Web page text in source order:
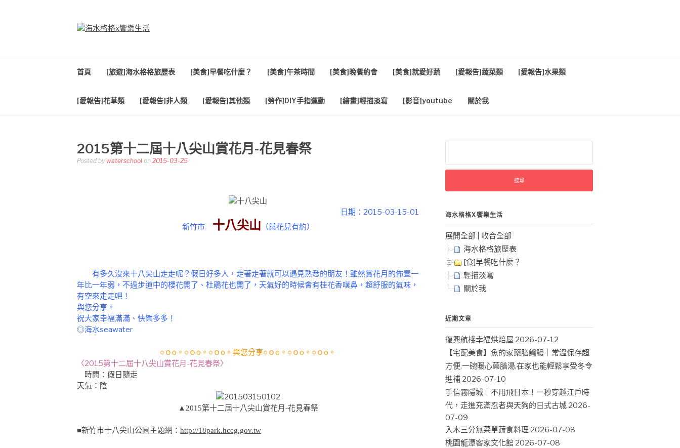
首頁 [旅遊]海水格格旅歷表 [美食]早餐吃什麼？ [美食]午茶時間 [美食]晚餐約會 [美食]就愛好蔬 [愛報告]蔬菜類 [愛報告]水果類
[愛報告]花草類 [愛報告]非人類 [愛報告]其他類 [勞作]DIY手指運動 [繪畫]輕描淡寫 [影音]youtube 關於我
2015第十二屆十八尖山賞花月-花見春祭
Posted by waterschool on 2015-03-25
日期：2015-03-15-01
新竹市
十八尖山 （與花兒有約）
有多久沒來十八尖山走走呢？假日好多人，走著走著就可以遇見熟悉的朋友！雖然賞花月的佈置一
年比一年弱，不過步道中的櫻花開了、杜鵑花也開了，天氣好的時候會有桂花香噗鼻，超舒服的氣味，
有空來走走吧！
與您分享。
祝大家幸福滿滿、快樂多多！
◎海水seawater
○ｏo。○ｏo。○ｏo。與您分享○ｏo。○ｏo。○ｏo。
〈2015第十二屆十八尖山賞花月-花見春祭〉
時間 ：假日隨走
天氣：陰
▲2015第十二屆十八尖山賞花月-花見春祭
■新竹市十八尖山公園主題網： http://18park.hccg.gov.tw
關
字:
海水格格X饗樂生活
展開全部
收合全部
海水格格旅歷表
[食]早餐吃什麼？
輕描淡寫
關於我
近期文章
復興航棧幸福烘焙屋 2026-07-12
【宅配美食】魚的家藥膳鱸鰻｜常溫保存超
方便,一碗暖心藥膳湯,在家也能輕鬆享受冬令
進補 2026-07-10
手信霧隱城｜不用飛日本！一秒穿越江戶時
代，走進充滿忍者與天狗的日式古城 2026-
07-09
入木三分無菜單蔬食料理 2026-07-08
桃園龍潭客家文化館 2026-07-08